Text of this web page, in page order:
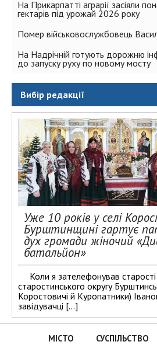
На Прикарпатті аграрії засіяли
гектарів під урожай 2026 року
Помер військовослужбовець
На Надрічній готують дорожню
до запуску руху по новому мосту
Вибір редакції
Уже 10 років у селі
Бурштинщині гартує
дух громади жіночий
батальйон»
Коли я зателефонував
старостинського округу
Коростовичі й Куропатники)
завідувачці […]
МІСТО СУСПІЛЬСТВО